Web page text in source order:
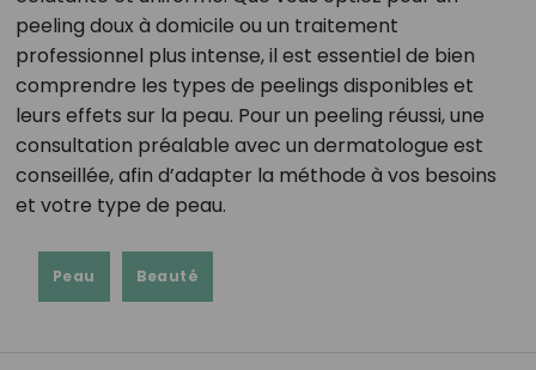
peeling doux à domicile ou un traitement
professionnel plus intense, il est essentiel de bien
comprendre les types de peelings disponibles et
leurs effets sur la peau. Pour un peeling réussi, une
consultation préalable avec un dermatologue est
conseillée, afin d’adapter la méthode à vos besoins
et votre type de peau.
Peau Beauté